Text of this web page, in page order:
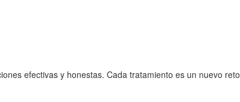
efectivas y honestas. Cada tratamiento es un nuevo